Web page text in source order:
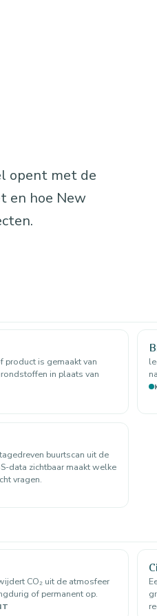
opent met de
en hoe New
product is gemaakt van
in plaats van
buurtscan uit de
data zichtbaar maakt welke
vragen.
CO₂ uit de atmosfeer
of permanent op.